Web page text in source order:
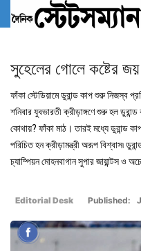
সুহেলের গোলে কষ্টের
ফাঁকা স্টেডিয়ামে ডুরান্ড কাপ শুরু নিজস্ব
শনিবার যুবভারতী ক্রীড়াঙ্গণে শুরু হল
কোথায়? ফাঁকা মাঠ। তারই মধ্যে ডুরান্ড
পরিচিত হন ক্রীড়ামন্ত্রী অরূপ বিশ্বাস৷
চ্যাম্পিয়ন মোহনবাগান সুপার জায়ান্টস ও
Editorial Desk Published: